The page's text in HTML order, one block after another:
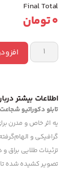
Final Total
0تومان
اطلاعات بیشتر
تابلو دکوراتیو
یه اثر خاص و مدرن
گرافیکی و
تزئینات طلایی براق
تصویر کشیده شده